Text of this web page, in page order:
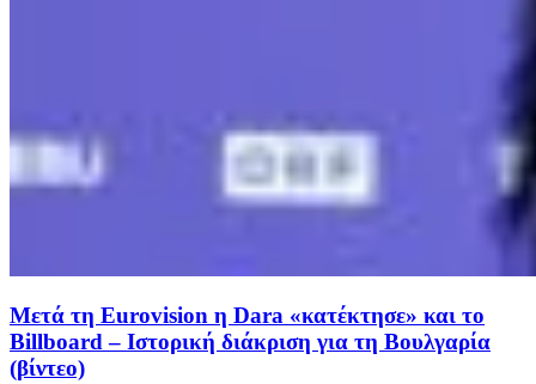
Μετά τη Eurovision η Dara «κατέκτησε» και το
Billboard – Ιστορική διάκριση για τη Βουλγαρία
(βίντεο)